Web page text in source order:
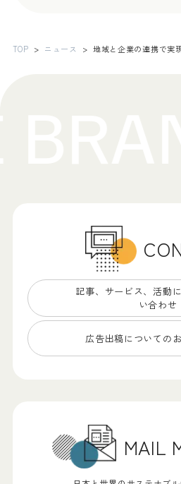
TOP ニュース 地域と企業の連携で実
記事、サービス、 活動
い合わせ
広告出稿についての
MAIL